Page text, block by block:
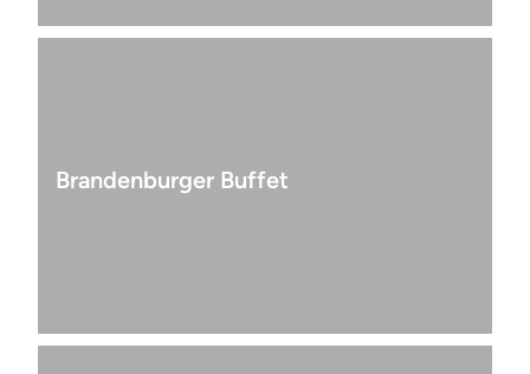
Brandenburger Buffet